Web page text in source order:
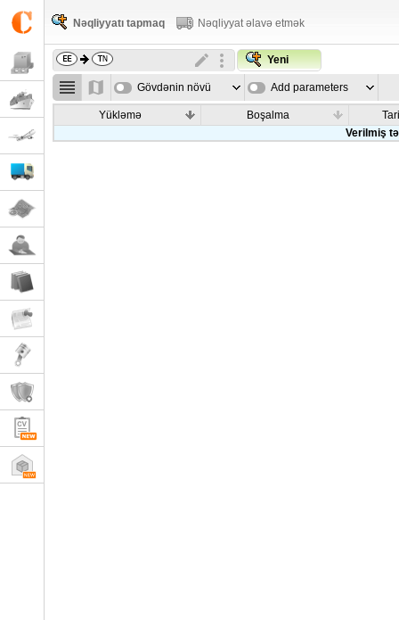
Nəqliyyatı tapmaq Nəqliyyat əlavə etmək
Yeni
Gövdənin növü Add parameters
Yükləmə Boşalma
Verilmiş